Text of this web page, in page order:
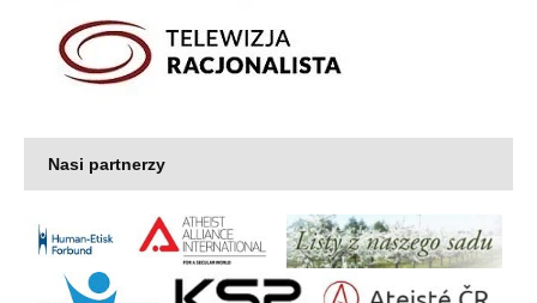
Nasi partnerzy